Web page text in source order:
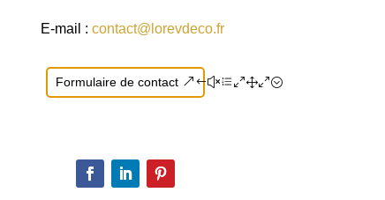
E-mail : contact@lorevdeco.fr
Formulaire de contact